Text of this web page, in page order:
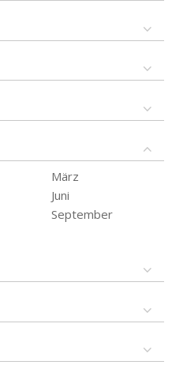
März
Juni
September